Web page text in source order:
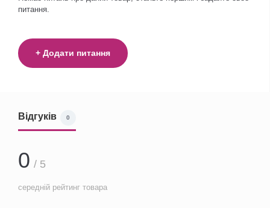
питання.
+ Додати питання
Відгуків 0
0 / 5
середній рейтинг товара